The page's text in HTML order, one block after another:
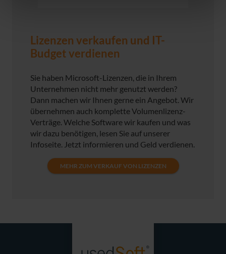
Lizenzen verkaufen und IT-
Budget verdienen
Sie haben Microsoft-Lizenzen, die in Ihrem
Unternehmen nicht mehr genutzt werden?
Dann machen wir Ihnen gerne ein Angebot. Wir
übernehmen auch komplette Volumenlizenz-
Verträge. Welche Software wir kaufen und was
wir dazu benötigen, lesen Sie auf unserer
Infoseite. Jetzt informieren und Geld verdienen.
MEHR ZUM VERKAUF VON LIZENZEN